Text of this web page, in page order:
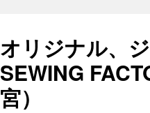
オリジナル、
SEWING
宮）